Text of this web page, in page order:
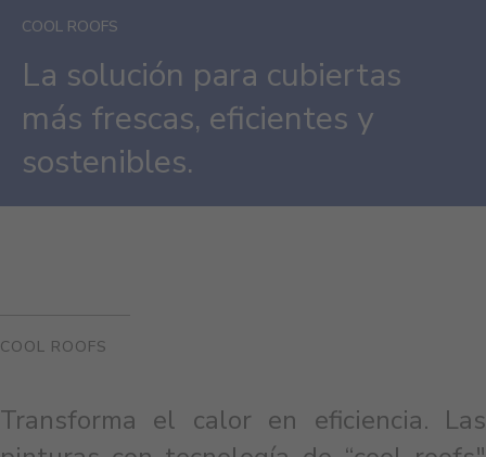
COOL ROOFS
La solución para cubiertas
más frescas, eficientes y
sostenibles.
COOL ROOFS
Transforma el calor en eficiencia. Las